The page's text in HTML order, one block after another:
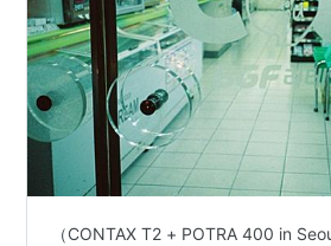
（CONTAX T2 + POTRA 400 in